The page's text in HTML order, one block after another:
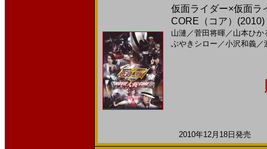
仮面ライダー×仮面
CORE（コア）
山漣 ／菅田将暉／ 山本ひか
ぶやきシロー ／小沢和義／
2010年12月18日発売